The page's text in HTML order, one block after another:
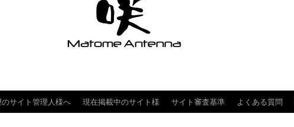
サイト管理人様へ 現在掲載中のサイト様 サイト審査基準 よくある質問